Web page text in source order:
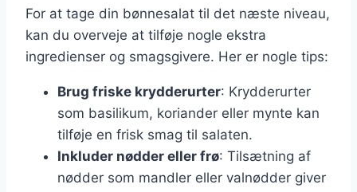
For at tage din bønnesalat til det næste niveau,
kan du overveje at tilføje nogle ekstra
ingredienser og smagsgivere. Her er nogle tips:
Brug friske krydderurter: Krydderurter
som basilikum, koriander eller mynte kan
tilføje en frisk smag til salaten.
Inkluder nødder eller frø: Tilsætning af
nødder som mandler eller valnødder giver